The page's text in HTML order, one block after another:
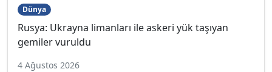
Dünya
Rusya: Ukrayna limanları ile askeri yük taşıyan
gemiler vuruldu
4 Ağustos 2026